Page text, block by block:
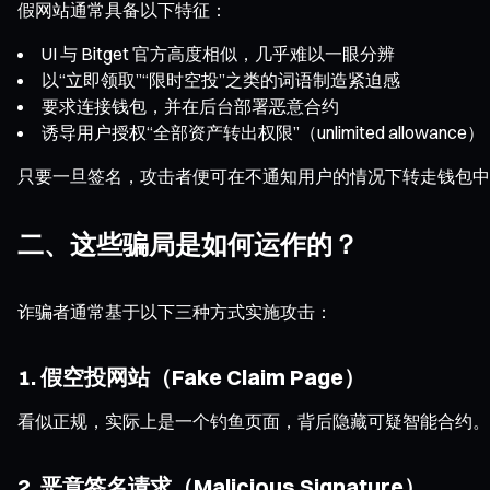
假网站通常具备以下特征：
UI 与 Bitget 官方高度相似，几乎难以一眼分辨
以“立即领取”“限时空投”之类的词语制造紧迫感
要求连接钱包，并在后台部署恶意合约
诱导用户授权“全部资产转出权限”（unlimited allowance）
只要一旦签名，攻击者便可在不通知用户的情况下转走钱包
二、这些骗局是如何运作的？
诈骗者通常基于以下三种方式实施攻击：
1. 假空投网站（Fake Claim Page）
看似正规，实际上是一个钓鱼页面，背后隐藏可疑智能合约。